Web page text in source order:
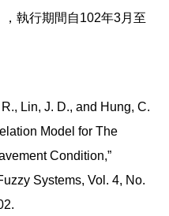
執行期間自102年3月至
Lin, J. D., and Hung, C.
Model for The
Condition,”
Systems, Vol. 4, No.